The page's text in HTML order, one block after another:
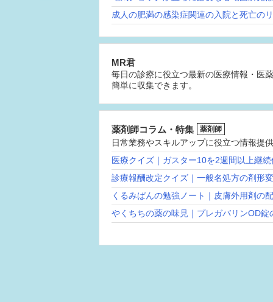
成人の肥満の感染症関連の入院と死亡の
MR君
毎日の診療に役立つ最新の医療情報・医
簡単に収集できます。
薬剤師コラム・特集 薬剤師
日常業務やスキルアップに役立つ情報提
医療クイズ｜ガスター10を2週間以上継
診療報酬改定クイズ｜一般名処方の剤形
くるみぱんの勉強ノート｜皮膚外用剤の
やくちちの薬の味見｜プレガバリンOD錠